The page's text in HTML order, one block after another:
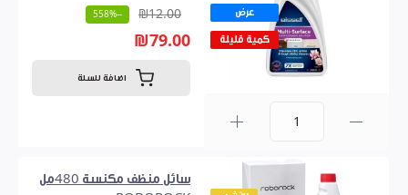
عرض
كمية قليلة
₪12.00
--558%
₪79.00
اضافة للسلة
سائل منظف مكنسة 480مل